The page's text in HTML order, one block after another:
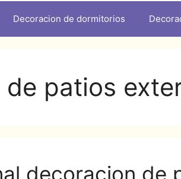
Decoracion de dormitorios
de patios
decoracion de